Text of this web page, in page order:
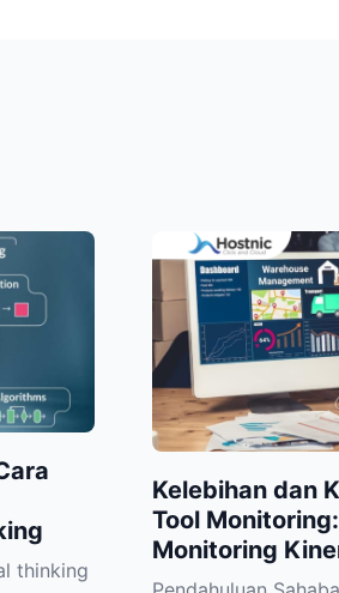
thinking
Kelebihan dan
Tool
Monitoring